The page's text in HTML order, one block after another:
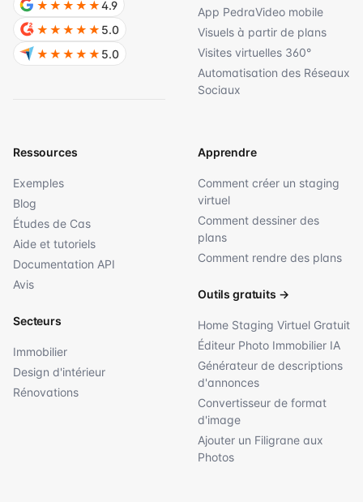
App PedraVideo mobile
Visuels à partir de plans
Visites virtuelles 360°
Automatisation des Réseaux
Sociaux
Ressources
Exemples
Blog
Études de Cas
Aide et tutoriels
Documentation API
Avis
Secteurs
Immobilier
Design d'intérieur
Rénovations
Apprendre
Comment créer un staging
virtuel
Comment dessiner des
plans
Comment rendre des plans
Outils gratuits →
Home Staging Virtuel Gratuit
Éditeur Photo Immobilier IA
Générateur de descriptions
d'annonces
Convertisseur de format
d'image
Ajouter un Filigrane aux
Photos
★★★★★4.9
★★★★★ 5.0
★★★★★ 5.0